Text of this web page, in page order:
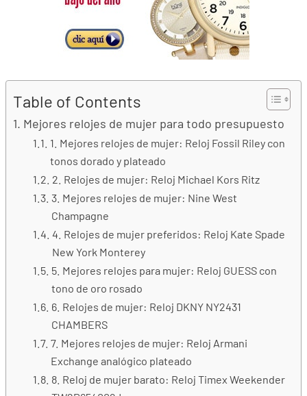
Table of Contents
Mejores relojes de mujer para todo presupuesto
1. Mejores relojes de mujer: Reloj Fossil Riley con
tonos dorado y plateado
2. Relojes de mujer: Reloj Michael Kors Ritz
3. Mejores relojes de mujer: Nine West
Champagne
4. Relojes de mujer preferidos: Reloj Kate Spade
New York Monterey
5. Mejores relojes para mujer: Reloj GUESS con
tono de oro rosado
6. Relojes de mujer: Reloj DKNY NY2431
CHAMBERS
7. Mejores relojes de mujer: Reloj Armani
Exchange analógico plateado
8. Reloj de mujer barato: Reloj Timex Weekender